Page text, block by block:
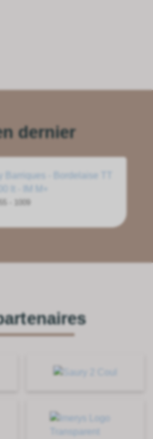
dernier
Barriques - Bordelaise TT